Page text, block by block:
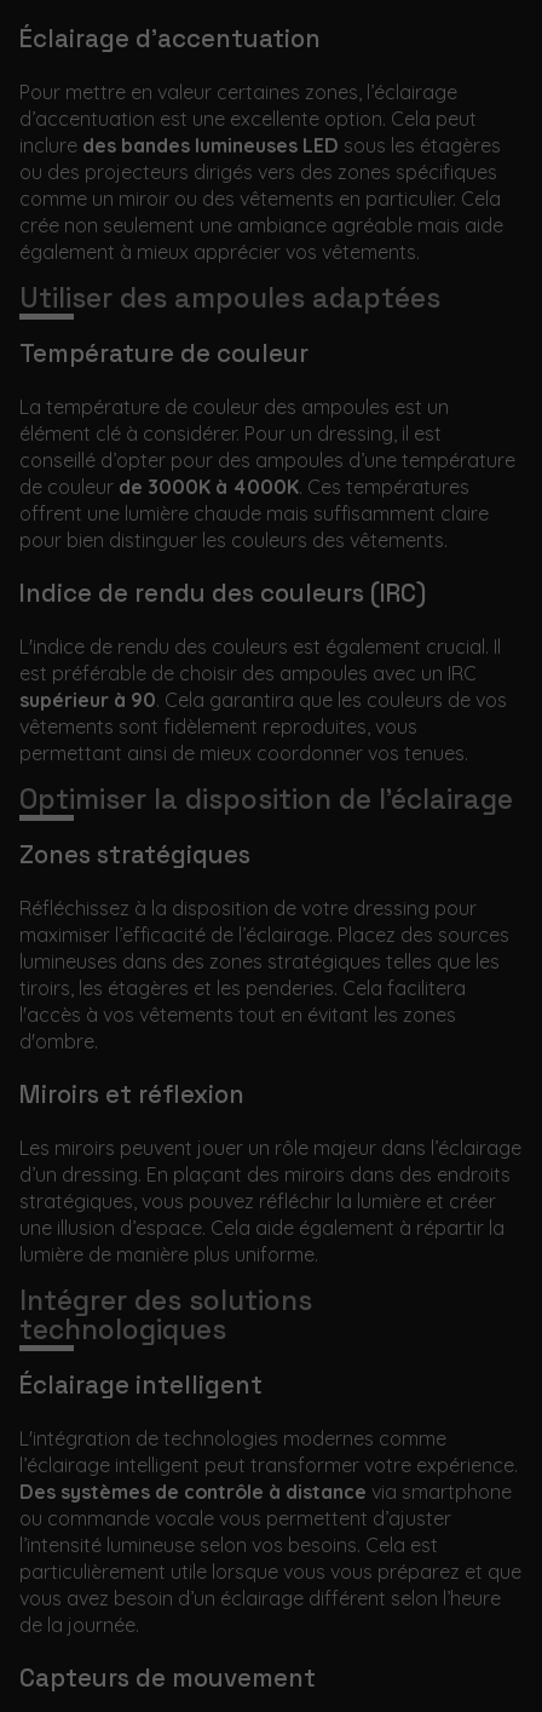
Éclairage d’accentuation
Pour mettre en valeur certaines zones, l’éclairage
d’accentuation est une excellente option. Cela peut
inclure des bandes lumineuses LED sous les étagères
ou des projecteurs dirigés vers des zones spécifiques
comme un miroir ou des vêtements en particulier. Cela
crée non seulement une ambiance agréable mais aide
également à mieux apprécier vos vêtements.
Utiliser des ampoules adaptées
Température de couleur
La température de couleur des ampoules est un
élément clé à considérer. Pour un dressing, il est
conseillé d’opter pour des ampoules d’une température
de couleur de 3000K à 4000K. Ces températures
offrent une lumière chaude mais suffisamment claire
pour bien distinguer les couleurs des vêtements.
Indice de rendu des couleurs (IRC)
L'indice de rendu des couleurs est également crucial. Il
est préférable de choisir des ampoules avec un IRC
supérieur à 90. Cela garantira que les couleurs de vos
vêtements sont fidèlement reproduites, vous
permettant ainsi de mieux coordonner vos tenues.
Optimiser la disposition de l’éclairage
Zones stratégiques
Réfléchissez à la disposition de votre dressing pour
maximiser l’efficacité de l’éclairage. Placez des sources
lumineuses dans des zones stratégiques telles que les
tiroirs, les étagères et les penderies. Cela facilitera
l'accès à vos vêtements tout en évitant les zones
d'ombre.
Miroirs et réflexion
Les miroirs peuvent jouer un rôle majeur dans l’éclairage
d’un dressing. En plaçant des miroirs dans des endroits
stratégiques, vous pouvez réfléchir la lumière et créer
une illusion d’espace. Cela aide également à répartir la
lumière de manière plus uniforme.
Intégrer des solutions
technologiques
Éclairage intelligent
L'intégration de technologies modernes comme
l’éclairage intelligent peut transformer votre expérience.
Des systèmes de contrôle à distance via smartphone
ou commande vocale vous permettent d’ajuster
l’intensité lumineuse selon vos besoins. Cela est
particulièrement utile lorsque vous vous préparez et que
vous avez besoin d’un éclairage différent selon l’heure
de la journée.
Capteurs de mouvement